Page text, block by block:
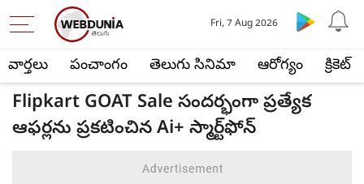
వార్తలు పంచాంగం తెలుగు సినిమా ఆరోగ్యం క్రికెట్
Fri, 7 Aug 2026
Flipkart GOAT Sale సందర్భంగా ప్రత్యేక
ఆఫర్లను ప్రకటించిన Ai+ స్మార్ట్‌ఫోన్